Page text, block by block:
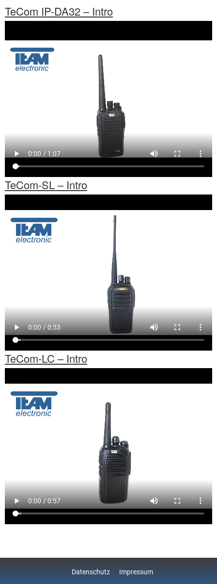
TeCom IP-DA32 – Intro
TeCom-SL – Intro
TeCom-LC – Intro
Datenschutz Impressum